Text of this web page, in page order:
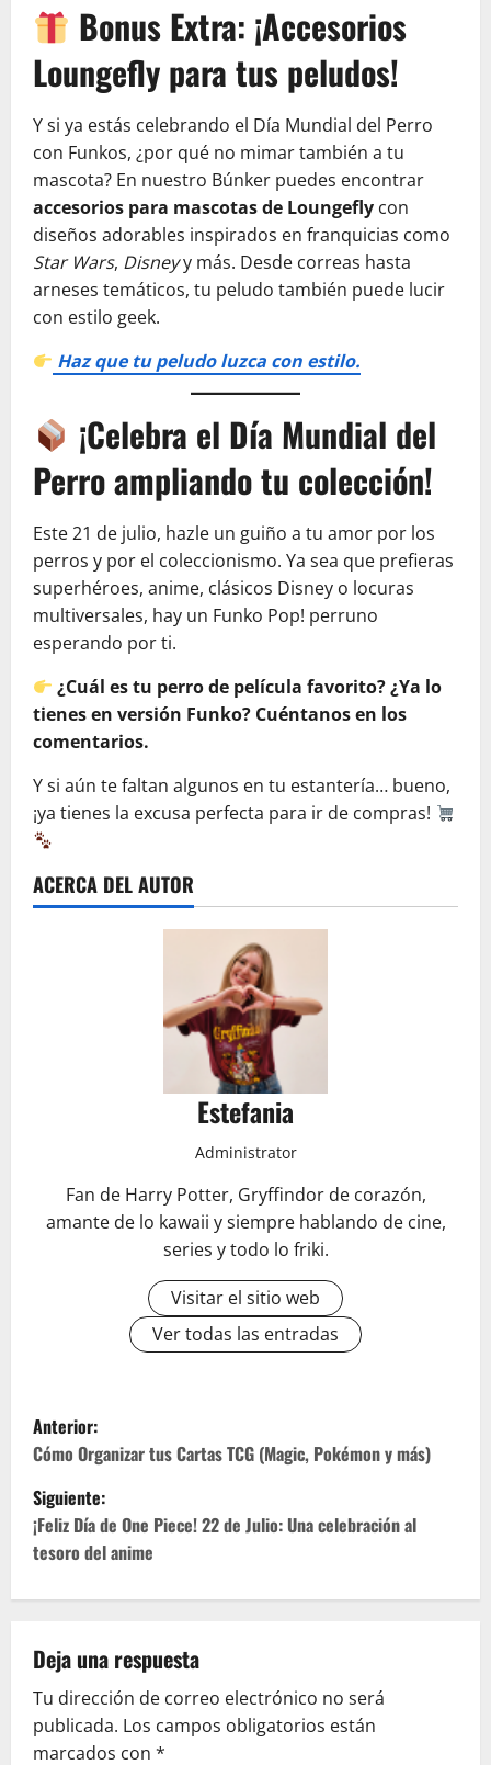
Bonus Extra: ¡Accesorios
Loungefly para tus peludos!
Y si ya estás celebrando el Día Mundial del Perro
con Funkos, ¿por qué no mimar también a tu
mascota? En nuestro Búnker puedes encontrar
accesorios para mascotas de Loungefly con
diseños adorables inspirados en franquicias como
Star Wars, Disneyy más. Desde correas hasta
arneses temáticos, tu peludo también puede lucir
con estilo geek.
Haz que tu peludo luzca con estilo.
¡Celebra el Día Mundial del
Perro ampliando tu colección!
Este 21 de julio, hazle un guiño a tu amor por los
perros y por el coleccionismo. Ya sea que prefieras
superhéroes, anime, clásicos Disney o locuras
multiversales, hay un Funko Pop! perruno
esperando por ti.
¿Cuál es tu perro de película favorito? ¿Ya lo
tienes en versión Funko? Cuéntanos en los
comentarios.
Y si aún te faltan algunos en tu estantería… bueno,
¡ya tienes la excusa perfecta para ir de compras!
ACERCA DEL AUTOR
Estefania
Administrator
Fan de Harry Potter, Gryffindor de corazón,
amante de lo kawaii y siempre hablando de cine,
series y todo lo friki.
Visitar el sitio web
Ver todas las entradas
N
a
v
e
g
a
c
i
Anterior:
Cómo Organizar tus Cartas TCG (Magic, Pokémon y más)
Siguiente:
¡Feliz Día de One Piece! 22 de Julio: Una celebración al
tesoro del anime
Deja una respuesta
Tu dirección de correo electrónico no será
publicada. Los campos obligatorios están
marcados con *